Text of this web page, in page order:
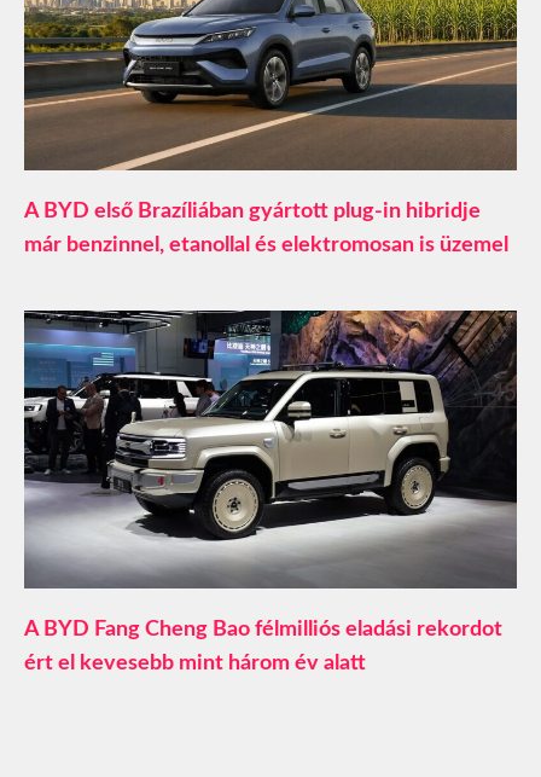
A BYD első Brazíliában gyártott plug-in hibridje
már benzinnel, etanollal és elektromosan is üzemel
A BYD Fang Cheng Bao félmilliós eladási rekordot
ért el kevesebb mint három év alatt